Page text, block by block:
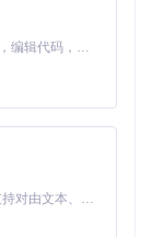
认以确保资源
宽带可提升至1
设置并重启核
Claude Code 的开源替代方案。连接任意大模型，编辑代码，运行命令，自动验证 — 全自动执行。用 Rust 构建，极致性能。 ｜ An open-source alternative to Claude Code. Connect any LLM, edit code, run commands, and verify changes — autonomously. Built in Rust for speed. Get Started
MiniMax H3 是一个通用的全模态生成系统。它支持对由文本、图像、视频和音频组成的多模态上下文进行统一理解，并能生成分辨率高达 2K、时长可达 15 秒的带原生立体声音频的视频。得益于面向任务泛化的系统设计，H3 在预训练阶段就已具备广泛的多模态上下文理解与生成能力，能够出色地执行复杂的多模态指令。